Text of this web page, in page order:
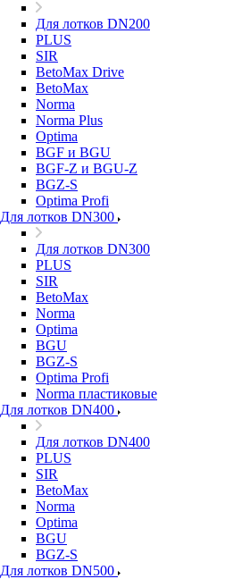
Для лотков DN200
PLUS
SIR
BetoMax Drive
BetoMax
Norma
Norma Plus
Optima
BGF и BGU
BGF-Z и BGU-Z
BGZ-S
Optima Profi
Для лотков DN300
Для лотков DN300
PLUS
SIR
BetoMax
Norma
Optima
BGU
BGZ-S
Optima Profi
Norma пластиковые
Для лотков DN400
Для лотков DN400
PLUS
SIR
BetoMax
Norma
Optima
BGU
BGZ-S
Для лотков DN500